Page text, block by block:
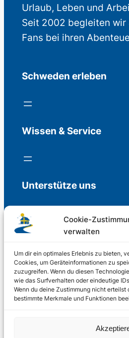
Cookie-
verwalten
Um dir ein optimales Erlebnis zu bieten,
Cookies, um Geräteinformationen zu
zuzugreifen. Wenn du diesen
wie das Surfverhalten oder eindeutige
Wenn du deine Zustimmung nicht
bestimmte Merkmale und Funktionen
Urlaub, Leben und
Seit 2002 begleiten wir
Fans bei ihren
Schweden erleben
Wissen & Service
Unterstütze uns
Freiwillige Spenden für die
Support us
© 2002 – 2026